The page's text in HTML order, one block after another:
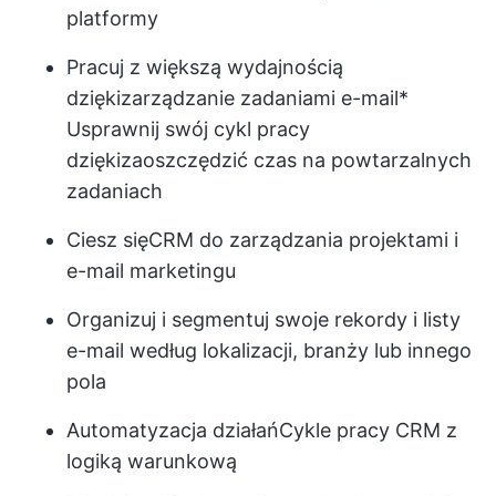
platformy
Pracuj z większą wydajnością
dziękizarządzanie zadaniami e-mail*
Usprawnij swój cykl pracy
dziękizaoszczędzić czas na powtarzalnych
zadaniach
Ciesz sięCRM do zarządzania projektami i
e-mail marketingu
Organizuj i segmentuj swoje rekordy i listy
e-mail według lokalizacji, branży lub innego
pola
Automatyzacja działańCykle pracy CRM z
logiką warunkową